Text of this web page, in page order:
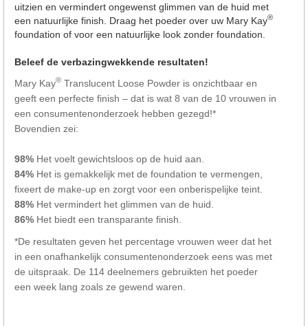
uitzien en vermindert ongewenst glimmen van de huid met
een natuurlijke finish. Draag het poeder over uw Mary Kay®
foundation of voor een natuurlijke look zonder foundation.
Beleef de verbazingwekkende resultaten!
Mary Kay® Translucent Loose Powder is onzichtbaar en
geeft een perfecte finish – dat is wat 8 van de 10 vrouwen in
een consumentenonderzoek hebben gezegd!*
Bovendien zei:
98% Het voelt gewichtsloos op de huid aan.
84% Het is gemakkelijk met de foundation te vermengen,
fixeert de make-up en zorgt voor een onberispelijke teint.
88% Het vermindert het glimmen van de huid.
86% Het biedt een transparante finish.
*De resultaten geven het percentage vrouwen weer dat het
in een onafhankelijk consumentenonderzoek eens was met
de uitspraak. De 114 deelnemers gebruikten het poeder
een week lang zoals ze gewend waren.